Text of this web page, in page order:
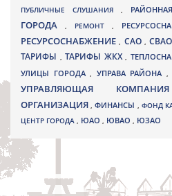
ПУБЛИЧНЫЕ СЛУШАНИЯ ,
ГОРОДА
, РЕМОНТ ,
РЕСУРСОСНАБЖЕНИЕ, САО,СВАО
ТАРИФЫ , ТАРИФЫ ЖКХ ,
УЛИЦЫ ГОРОДА , УПРАВА РАЙОНА ,
УПРАВЛЯЮЩАЯ
ОРГАНИЗАЦИЯ,ФИНАНСЫ , ФОНД
ЦЕНТР ГОРОДА , ЮАО , ЮВАО , ЮЗАО